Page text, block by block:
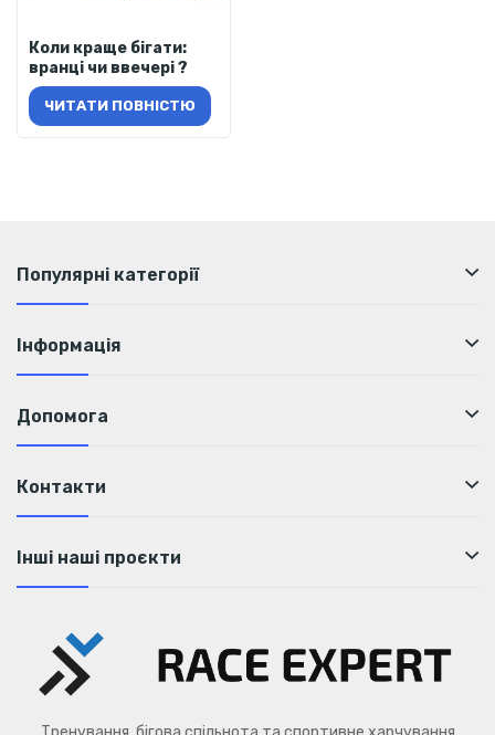
Коли краще бігати:
вранці чи ввечері ?
ЧИТАТИ ПОВНІСТЮ
Популярні категорії
Інформація
Допомога
Контакти
Інші наші проєкти